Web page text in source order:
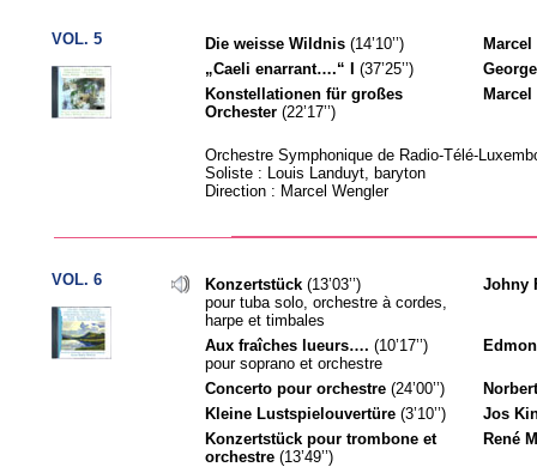
VOL. 5 Die weisse Wildnis (14’10’’)
„Caeli enarrant….“ I
(37’25’’)
Konstellationen für großes
Orchester (22’17’’)
Orchestre Symphonique de Radio-Télé-
Soliste : Louis Landuyt, baryton
Direction : Marcel Wengler
VOL. 6 Konzertstück (13’03’’)
pour tuba solo, orchestre à cordes,
harpe et timbales
Johny
Aux fraîches lueurs…. (10’17’’)
pour soprano et orchestre
Concerto pour orchestre (24’00’’)
Kleine Lustspielouvertüre (3’10’’)
Jos
Konzertstück pour trombone et
orchestre (13’49’’)
René